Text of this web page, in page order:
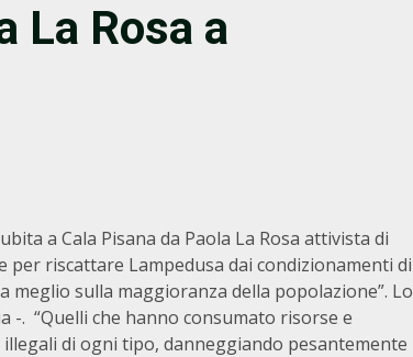
La Rosa a
a Cala Pisana da Paola La Rosa attivista di
riscattare Lampedusa dai condizionamenti di
sulla maggioranza della popolazione”. Lo
-. “Quelli che hanno consumato risorse e
di ogni tipo, danneggiando pesantemente